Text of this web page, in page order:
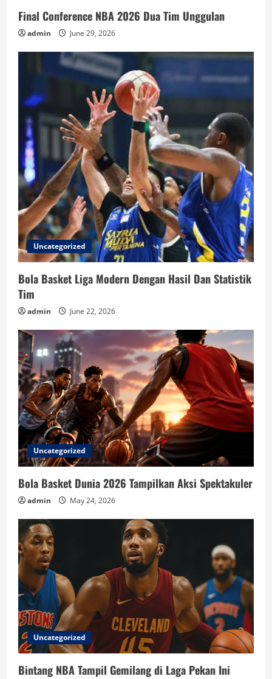
Final Conference NBA 2026 Dua Tim Unggulan
admin June 29, 2026
Uncategorized
Bola Basket Liga Modern Dengan Hasil Dan Statistik
Tim
admin June 22, 2026
Uncategorized
Bola Basket Dunia 2026 Tampilkan Aksi Spektakuler
admin May 24, 2026
Uncategorized
Bintang NBA Tampil Gemilang di Laga Pekan Ini